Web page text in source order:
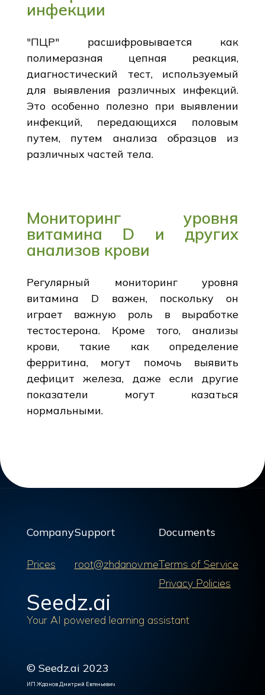
инфекции
"ПЦР" расшифровывается как
полимеразная цепная реакция,
диагностический тест, используемый
для выявления различных инфекций.
Это особенно полезно при выявлении
инфекций, передающихся половым
путем, путем анализа образцов из
различных частей тела.
Мониторинг уровня
витамина D и других
анализов крови
Регулярный мониторинг уровня
витамина D важен, поскольку он
играет важную роль в выработке
тестостерона. Кроме того, анализы
крови, такие как определение
ферритина, могут помочь выявить
дефицит железа, даже если другие
показатели могут казаться
нормальными.
Company
Prices
Support
root@zhdanov.me
Documents
Terms of Service
Privacy Policies
Seedz.ai
Your AI powered learning assistant
© Seedz.ai 2023
ИП Жданов Дмитрий Евгеньевич